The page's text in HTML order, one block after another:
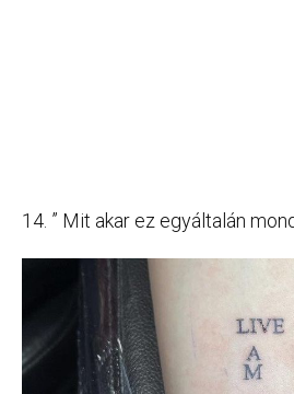
14. ” Mit akar ez egyáltalán